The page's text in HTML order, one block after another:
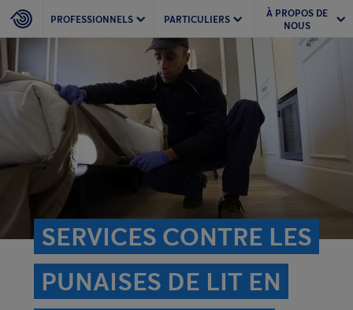
PROFESSIONNELS PARTICULIERS
À PROPOS DE
NOUS
SERVICES CONTRE LES
PUNAISES DE LIT EN